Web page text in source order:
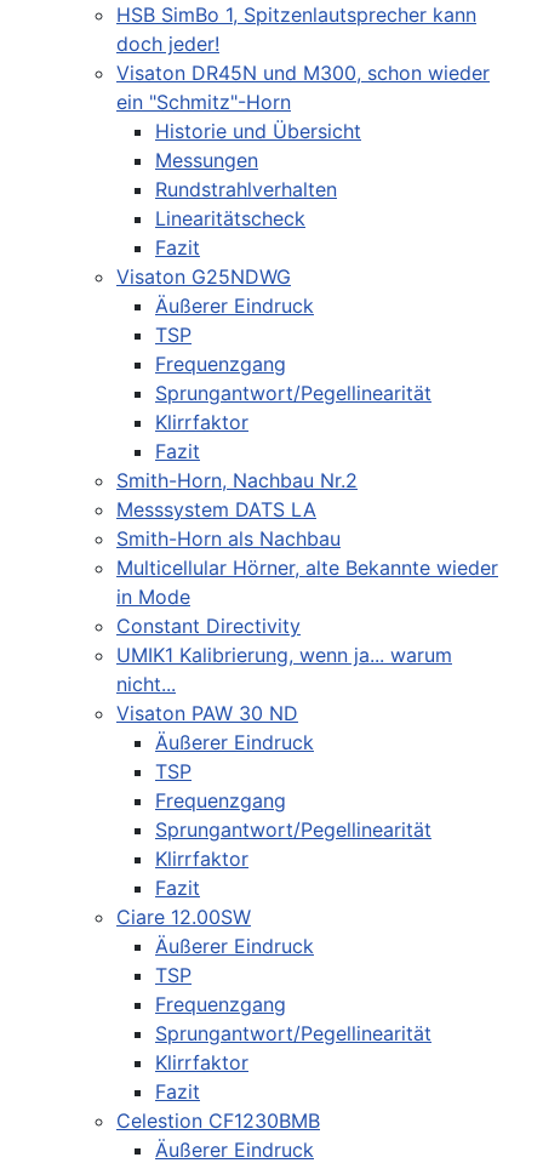
HSB SimBo 1, Spitzenlautsprecher kann
doch jeder!
Visaton DR45N und M300, schon wieder
ein "Schmitz"-Horn
Historie und Übersicht
Messungen
Rundstrahlverhalten
Linearitätscheck
Fazit
Visaton G25NDWG
Äußerer Eindruck
TSP
Frequenzgang
Sprungantwort/Pegellinearität
Klirrfaktor
Fazit
Smith-Horn, Nachbau Nr.2
Messsystem DATS LA
Smith-Horn als Nachbau
Multicellular Hörner, alte Bekannte wieder
in Mode
Constant Directivity
UMIK1 Kalibrierung, wenn ja... warum
nicht...
Visaton PAW 30 ND
Äußerer Eindruck
TSP
Frequenzgang
Sprungantwort/Pegellinearität
Klirrfaktor
Fazit
Ciare 12.00SW
Äußerer Eindruck
TSP
Frequenzgang
Sprungantwort/Pegellinearität
Klirrfaktor
Fazit
Celestion CF1230BMB
Äußerer Eindruck